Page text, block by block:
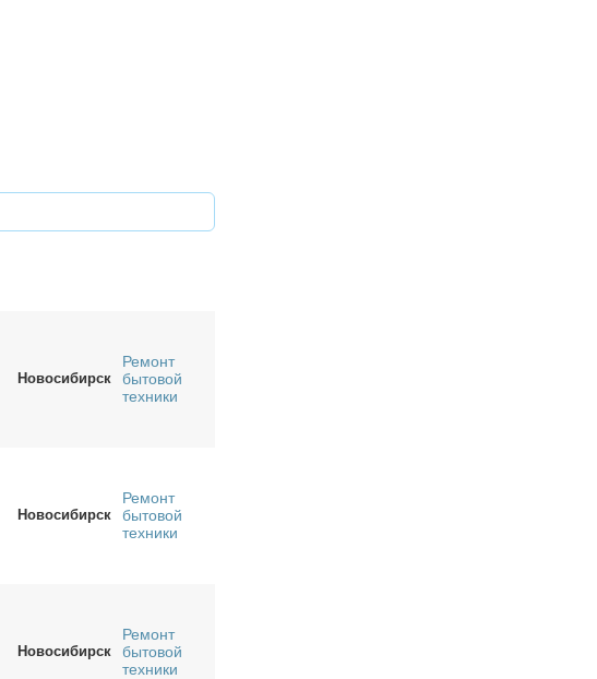
Новосибирск
Ремонт
бытовой
техники
Новосибирск
Ремонт
бытовой
техники
Новосибирск
Ремонт
бытовой
техники